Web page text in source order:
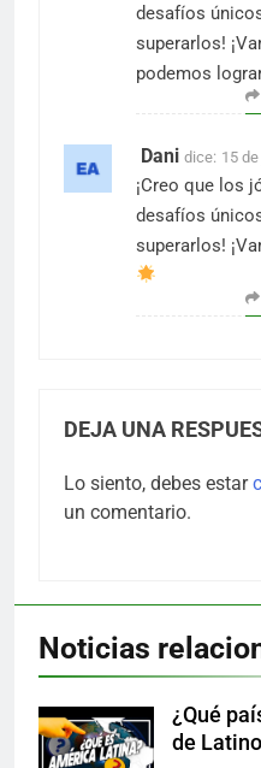
desafíos
superarlos!
podemos
Dani dice: 15
¡Creo que los
desafíos
superarlos!
DEJA UNA
Lo siento, debes estar
un comentario.
Noticias
¿Qué
de